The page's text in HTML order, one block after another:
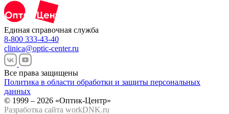
Единая справочная служба
8-800 333-43-40
clinica@optic-center.ru
Все права защищены
Политика в области обработки и защиты персональных
данных
© 1999 – 2026 «Оптик-Центр»
Разработка сайта workDNK.ru